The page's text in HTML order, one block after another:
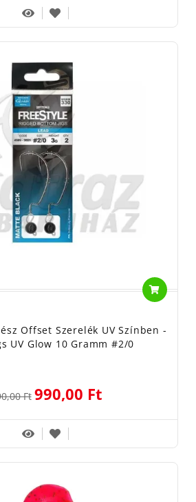
Offset Szerelék UV Színben -
UV Glow 10 Gramm #2/0
Ft 990,00 Ft